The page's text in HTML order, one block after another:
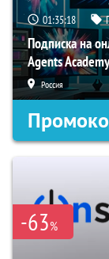
01:35:17
Подписка на
Agents Academy
Россия
-63%